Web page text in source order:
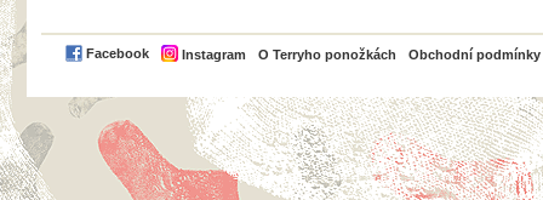
Facebook Instagram O Terryho ponožkách Obchodní podmínky
PayPal